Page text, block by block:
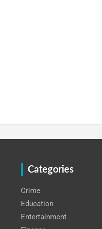
Categories
Crime
Education
Entertainment